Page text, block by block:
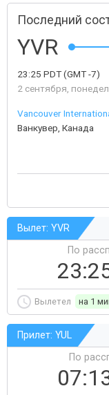
Последний
YVR
23:25 PDT(GMT -7)
2 сентября,
Vancouver
Ванкувер, Канада
Вылет: YVR
По
Вылетел на 1
Прилет: YUL
По